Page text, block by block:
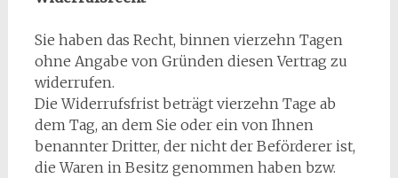
Sie haben das Recht, binnen vierzehn Tagen
ohne Angabe von Gründen diesen Vertrag zu
widerrufen.
Die Widerrufsfrist beträgt vierzehn Tage ab
dem Tag, an dem Sie oder ein von Ihnen
benannter Dritter, der nicht der Beförderer ist,
die Waren in Besitz genommen haben bzw.